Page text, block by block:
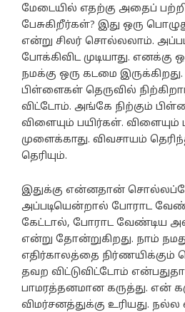
மேடையில் எதற்கு அதைப்
பேசுகிறீர்கள்? இது ஒரு
என்று சிலர் சொல்லலாம்.
போக்கிவிட முடியாது. எனக்கு
நமக்கு ஒரு கடமை
பிள்ளைகள் தெருவில்
விட்டோம். அங்கே நிற்கும்
விளையும் பயிர்கள். விளையும்
முளைக்காது. விவசாயம்
தெரியும்.
இதுக்கு என்னதான்
அப்படியென்றால் போராட
கேட்டால், போராட வேண்டிய
என்று தோன்றுகிறது. நாம்
எதிர்காலத்தை
தவற விட்டுவிட்டோம்
பாமரத்தனமான கருத்து. என்
விமர்சனத்துக்கு உரியது.